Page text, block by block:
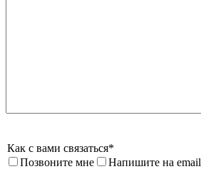
Как с вами связаться*
Позвоните мне
Напишите на email